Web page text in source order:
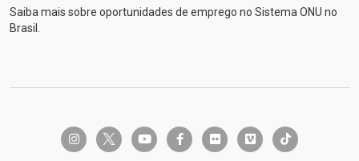
Saiba mais sobre oportunidades de emprego no Sistema ONU no
Brasil.
instagramtwitter-x youtube facebook-fflickr vimeo tiktok